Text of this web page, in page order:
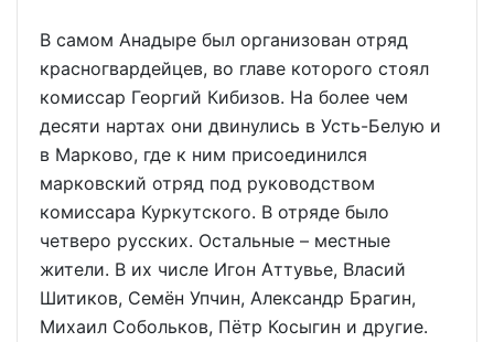
В самом Анадыре был организован отряд
красногвардейцев, во главе которого стоял
комиссар Георгий Кибизов. На более чем
десяти нартах они двинулись в Усть-Белую и
в Марково, где к ним присоединился
марковский отряд под руководством
комиссара Куркутского. В отряде было
четверо русских. Остальные – местные
жители. В их числе Игон Аттувье, Власий
Шитиков, Семён Упчин, Александр Брагин,
Михаил Собольков, Пётр Косыгин и другие.